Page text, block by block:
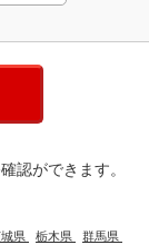
認ができます。
県 栃木県
群馬県